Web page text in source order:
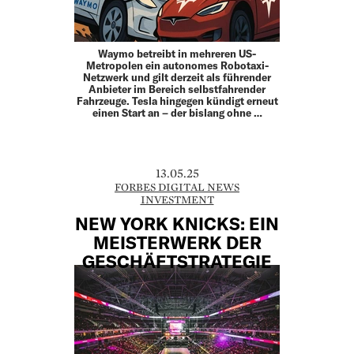
Waymo betreibt in mehreren US-
Metropolen ein autonomes Robotaxi-
Netzwerk und gilt derzeit als führender
Anbieter im Bereich selbstfahrender
Fahrzeuge. Tesla hingegen kündigt erneut
einen Start an – der bislang ohne …
13.05.25
FORBES DIGITAL NEWS
INVESTMENT
NEW YORK KNICKS: EIN
MEISTERWERK DER
GESCHÄFTSTRATEGIE